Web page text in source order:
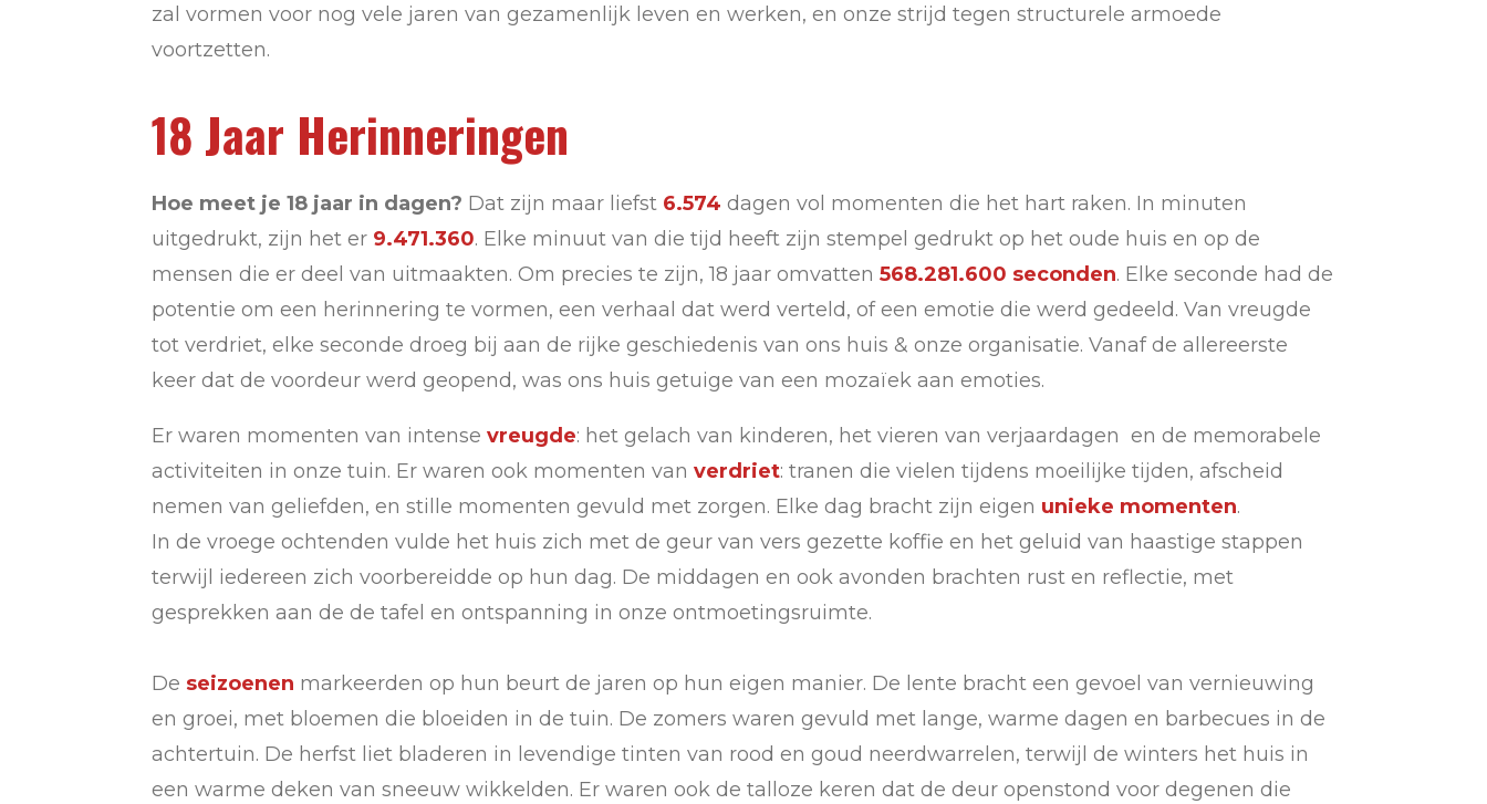
zal vormen voor nog vele jaren van gezamenlijk leven en werken, en onze strijd tegen structurele armoede
voortzetten.
18 Jaar Herinneringen
Hoe meet je 18 jaar in dagen? Dat zijn maar liefst 6.574 dagen vol momenten die het hart raken. In minuten
uitgedrukt, zijn het er 9.471.360. Elke minuut van die tijd heeft zijn stempel gedrukt op het oude huis en op de
mensen die er deel van uitmaakten. Om precies te zijn, 18 jaar omvatten 568.281.600 seconden. Elke seconde had de
potentie om een herinnering te vormen, een verhaal dat werd verteld, of een emotie die werd gedeeld. Van vreugde
tot verdriet, elke seconde droeg bij aan de rijke geschiedenis van ons huis & onze organisatie. Vanaf de allereerste
keer dat de voordeur werd geopend, was ons huis getuige van een mozaïek aan emoties.
Er waren momenten van intense vreugde: het gelach van kinderen, het vieren van verjaardagen en de memorabele
activiteiten in onze tuin. Er waren ook momenten van verdriet: tranen die vielen tijdens moeilijke tijden, afscheid
nemen van geliefden, en stille momenten gevuld met zorgen. Elke dag bracht zijn eigen unieke momenten.
In de vroege ochtenden vulde het huis zich met de geur van vers gezette koffie en het geluid van haastige stappen
terwijl iedereen zich voorbereidde op hun dag. De middagen en ook avonden brachten rust en reflectie, met
gesprekken aan de de tafel en ontspanning in onze ontmoetingsruimte.
De seizoenen markeerden op hun beurt de jaren op hun eigen manier. De lente bracht een gevoel van vernieuwing
en groei, met bloemen die bloeiden in de tuin. De zomers waren gevuld met lange, warme dagen en barbecues in de
achtertuin. De herfst liet bladeren in levendige tinten van rood en goud neerdwarrelen, terwijl de winters het huis in
een warme deken van sneeuw wikkelden. Er waren ook de talloze keren dat de deur openstond voor degenen die